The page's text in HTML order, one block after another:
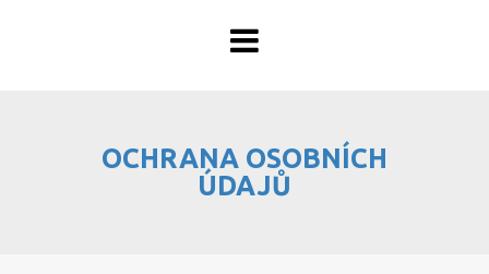
PŘEHLED WEBHOSTINGU
OCHRANA OSOBNÍCH
ÚDAJŮ